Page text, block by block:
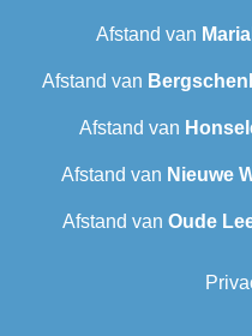
Afstand van
Afstand van
Afstand van
Afstand van Nieuwe
Afstand van Oude